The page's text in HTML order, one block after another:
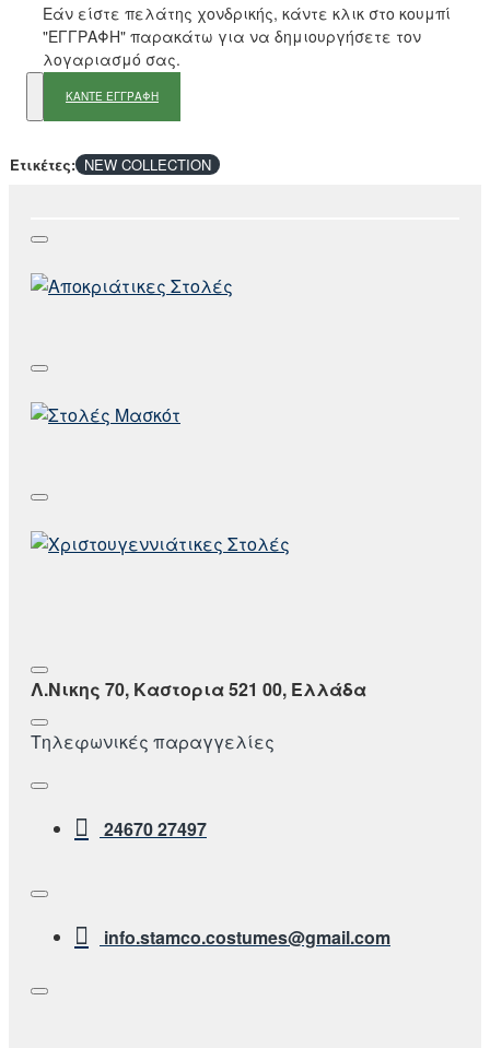
Εάν είστε πελάτης χονδρικής, κάντε κλικ στο κουμπί
"ΕΓΓΡΑΦΗ" παρακάτω για να δημιουργήσετε τον
λογαριασμό σας.
ΚΑΝΤΕ ΕΓΓΡΑΦΗ
Ετικέτες: NEW COLLECTION
Λ.Νικης 70, Καστορια 521 00, Ελλάδα
Τηλεφωνικές παραγγελίες
24670 27497
info.stamco.costumes@gmail.com